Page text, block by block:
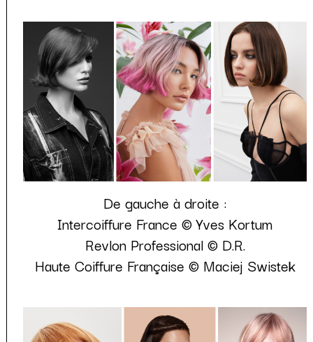
De gauche à droite :
Intercoiffure France © Yves Kortum
Revlon Professional © D.R.
Haute Coiffure Française © Maciej Swistek